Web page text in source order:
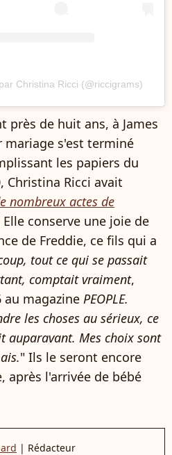
Christina Ricci (@riccigrams)
près de huit ans, à James
mariage s'est terminé
les papiers du
Christina Ricci avait
nombreux actes de
Elle conserve une joie de
de Freddie, ce fils qui a
tout ce qui se passait
comptait vraiment,
magazine PEOPLE.
les choses au sérieux, ce
auparavant. Mes choix sont
" Ils le seront encore
après l'arrivée de bébé
| Rédacteur